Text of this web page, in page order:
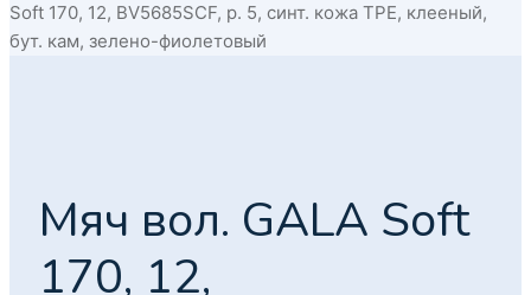
Soft 170, 12, BV5685SCF, р. 5, синт. кожа TPE, клееный,
бут. кам, зелено-фиолетовый
Мяч вол. GALA Soft
170, 12,